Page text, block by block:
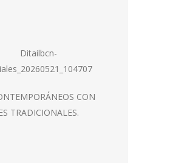
CON
TRADICIONALES.